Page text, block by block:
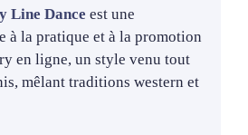
Line Dance est une
à la pratique et à la promotion
en ligne, un style venu tout
mêlant traditions western et